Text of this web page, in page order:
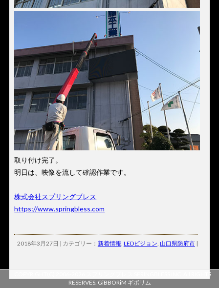
取り付け完了。
明日は、映像を流して確認作業です。
株式会社スプリングブレス
https://www.springbless.com
2018年3月27日 | カテゴリー： 新着情報 LEDビジョン 山口県防府市|
COPYRIGHT(C) 2006-2026 スプリングブレス SPRINGBLESS INC. All RIGHTS
RESERVES. GiBBORiM ギボリム